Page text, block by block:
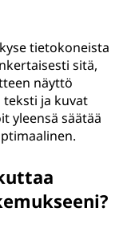
tietokoneista
sitä,
näyttö
teksti ja kuvat
yleensä säätää